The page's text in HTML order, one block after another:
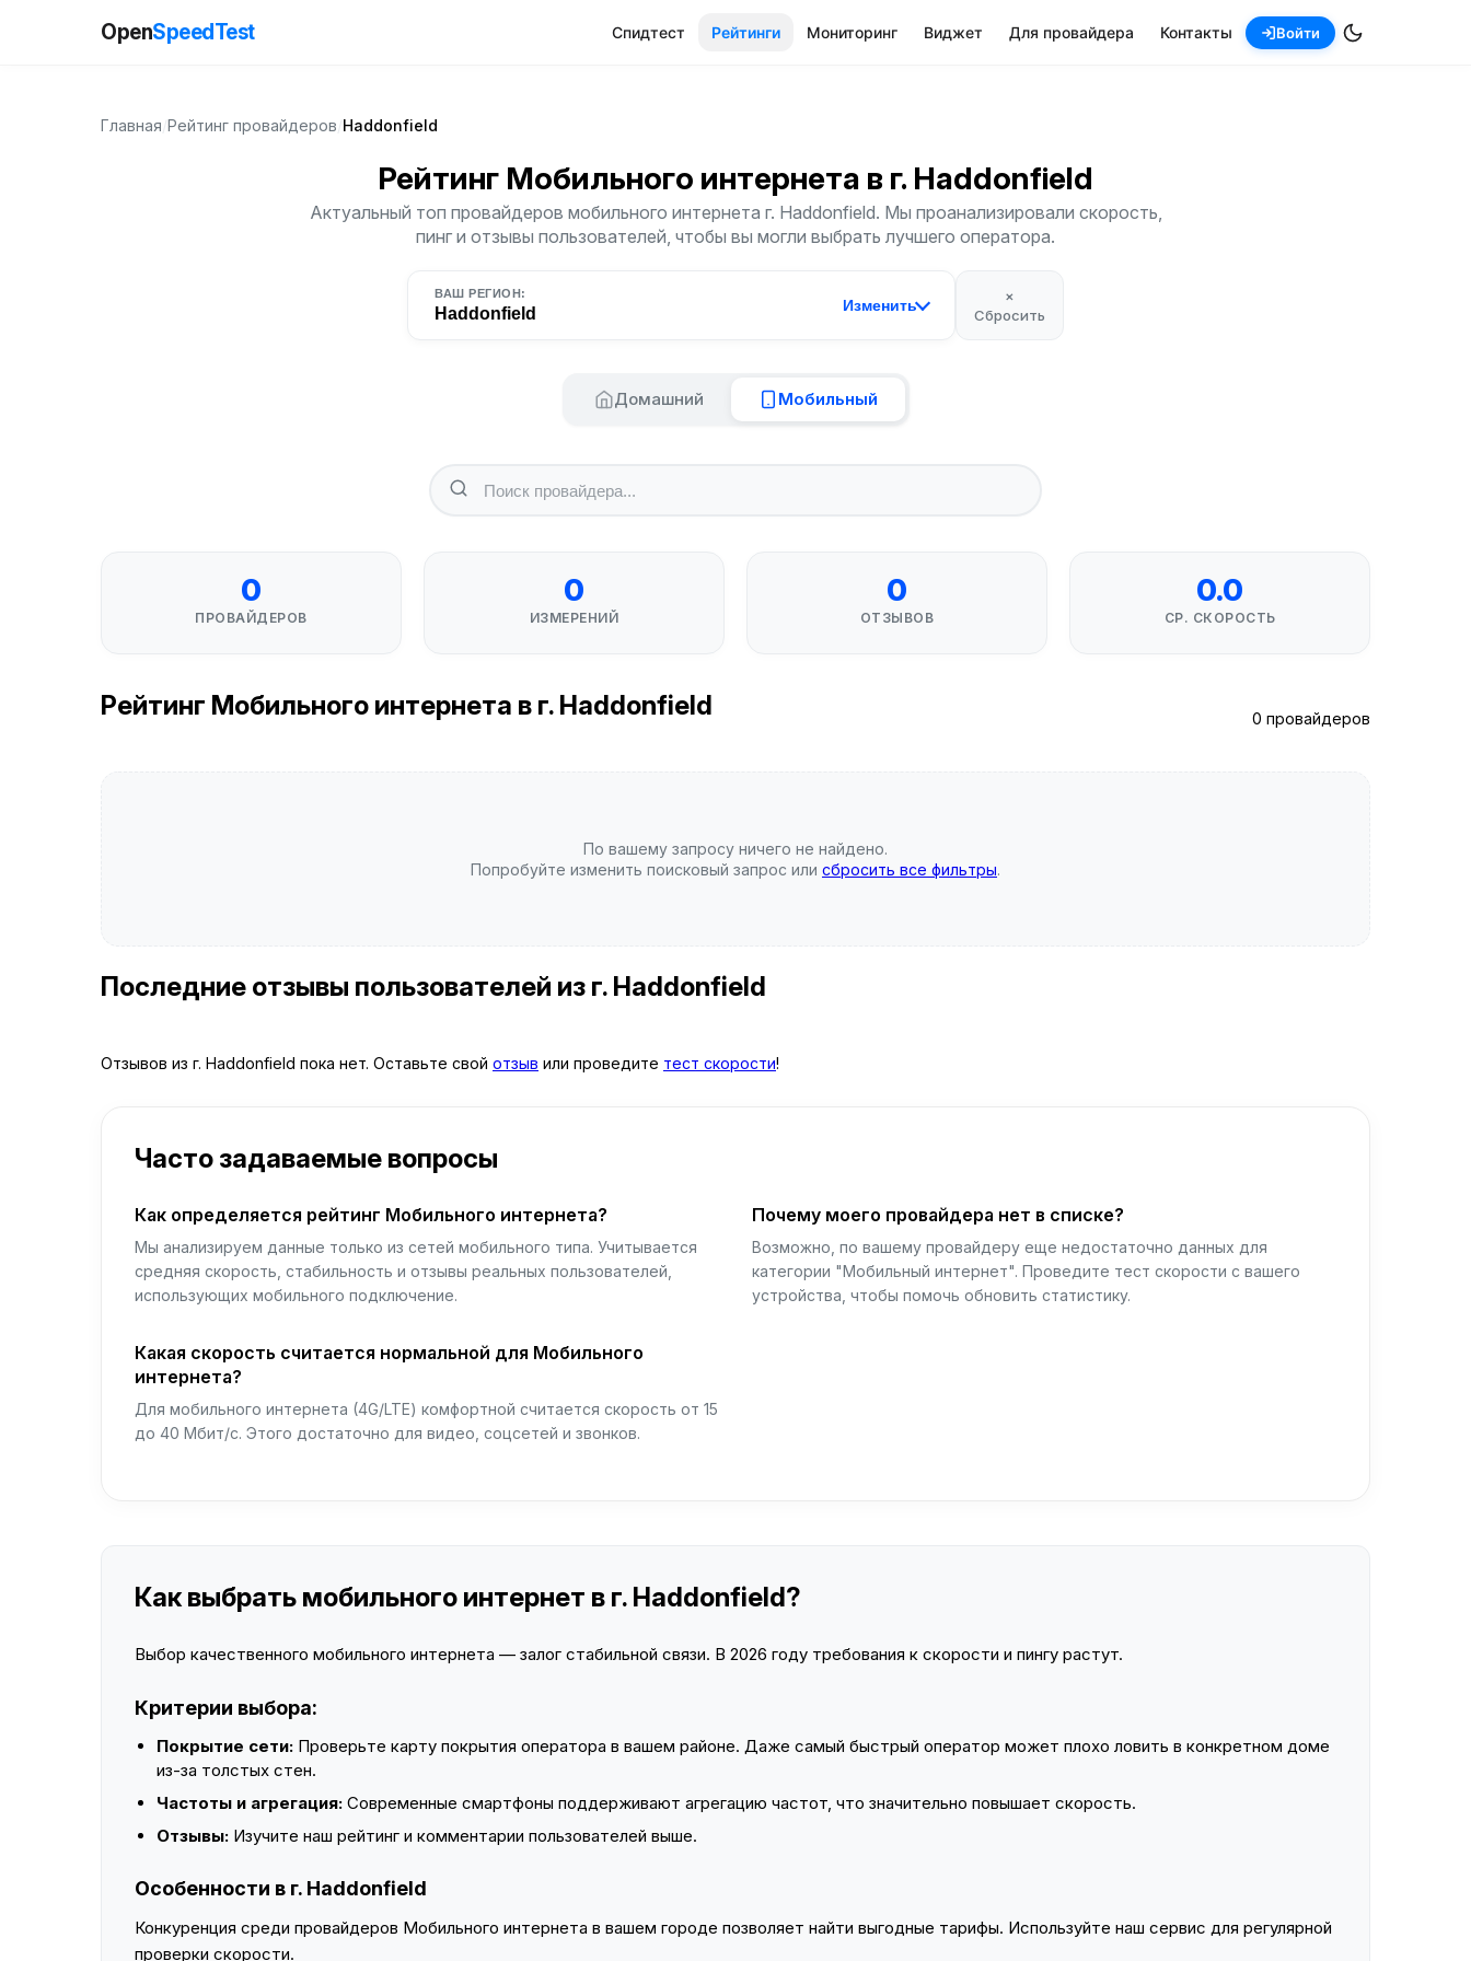
OpenSpeedTest Спидтест Рейтинги Мониторинг Виджет Для провайдера Контакты Войти
Главная Рейтинг провайдеров Haddonfield
Рейтинг Мобильного интернета в г. Haddonfield
Актуальный топ провайдеров мобильного интернета г. Haddonfield. Мы проанализировали скорость,
пинг и отзывы пользователей, чтобы вы могли выбрать лучшего оператора.
ВАШ РЕГИОН:
Haddonfield Изменить
×
Сбросить
Домашний Мобильный
0
ПРОВАЙДЕРОВ
0
ИЗМЕРЕНИЙ
0
ОТЗЫВОВ
0.0
СР. СКОРОСТЬ
Рейтинг Мобильного интернета в г. Haddonfield 0 провайдеров
По вашему запросу ничего не найдено.
Попробуйте изменить поисковый запрос или сбросить все фильтры.
Последние отзывы пользователей из г. Haddonfield
Отзывов из г. Haddonfield пока нет. Оставьте свой отзыв или проведите тест скорости!
Часто задаваемые вопросы
Как определяется рейтинг Мобильного интернета?
Мы анализируем данные только из сетей мобильного типа. Учитывается
средняя скорость, стабильность и отзывы реальных пользователей,
использующих мобильного подключение.
Почему моего провайдера нет в списке?
Возможно, по вашему провайдеру еще недостаточно данных для
категории "Мобильный интернет". Проведите тест скорости с вашего
устройства, чтобы помочь обновить статистику.
Какая скорость считается нормальной для Мобильного
интернета?
Для мобильного интернета (4G/LTE) комфортной считается скорость от 15
до 40 Мбит/с. Этого достаточно для видео, соцсетей и звонков.
Как выбрать мобильного интернет в г. Haddonfield?
Выбор качественного мобильного интернета — залог стабильной связи. В 2026 году требования к скорости и пингу растут.
Критерии выбора:
Покрытие сети: Проверьте карту покрытия оператора в вашем районе. Даже самый быстрый оператор может плохо ловить в конкретном доме
из-за толстых стен.
Частоты и агрегация: Современные смартфоны поддерживают агрегацию частот, что значительно повышает скорость.
Отзывы: Изучите наш рейтинг и комментарии пользователей выше.
Особенности в г. Haddonfield
Конкуренция среди провайдеров Мобильного интернета в вашем городе позволяет найти выгодные тарифы. Используйте наш сервис для регулярной
проверки скорости.